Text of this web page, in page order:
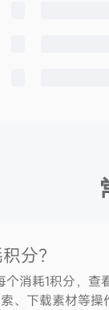
分？
消耗1积分，查
、下载素材等操